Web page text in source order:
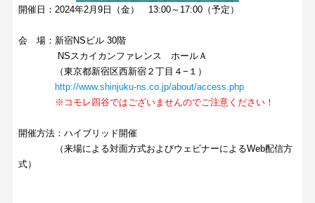
開催日：2024年2月9日（金） 13:00～17:00（予定）
会 場：新宿NSビル 30階
NSスカイカンファレンス ホールＡ
（東京都新宿区西新宿２丁目４−１）
http://www.shinjuku-ns.co.jp/about/access.php
※コモレ四谷ではございませんのでご注意ください！
開催方法：ハイブリッド開催
（来場による対面方式およびウェビナーによるWeb配信方
式）